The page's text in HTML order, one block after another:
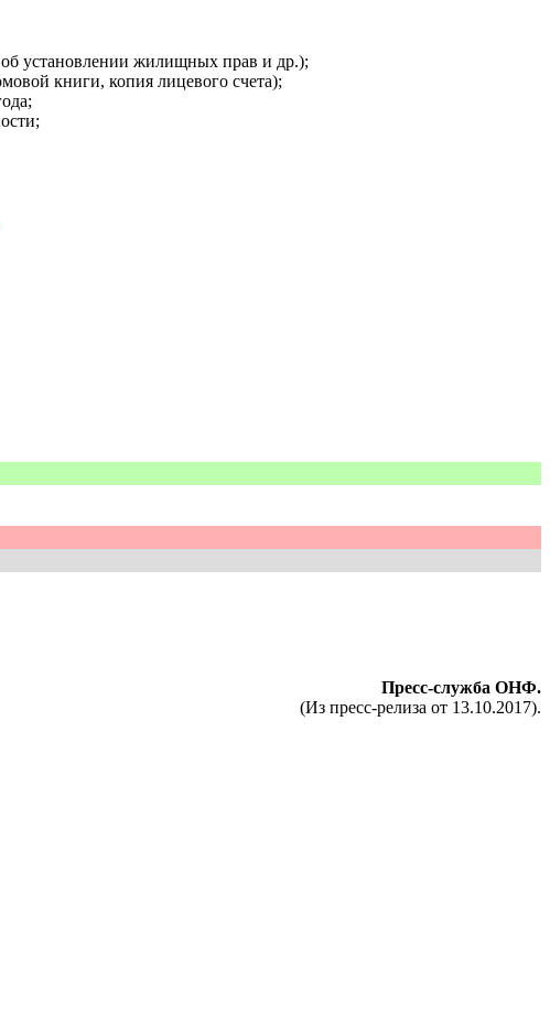
об установлении жилищных прав и др.);
книги, копия лицевого счета);
Пресс-служба ОНФ.
(Из пресс-релиза от 13.10.2017).